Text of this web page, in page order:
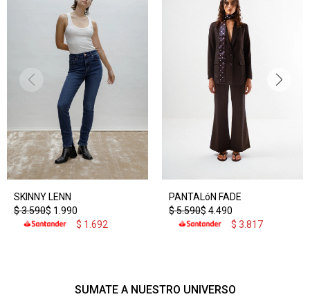
SKINNY LENN
$ 1.990
$3.590
$ 1.692
PANTALóN FADE
$ 4.490
$5.590
$ 3.817
SUMATE A NUESTRO UNIVERSO